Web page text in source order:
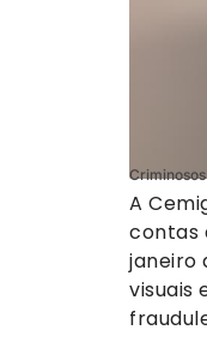
A
contas
janeiro
visuais